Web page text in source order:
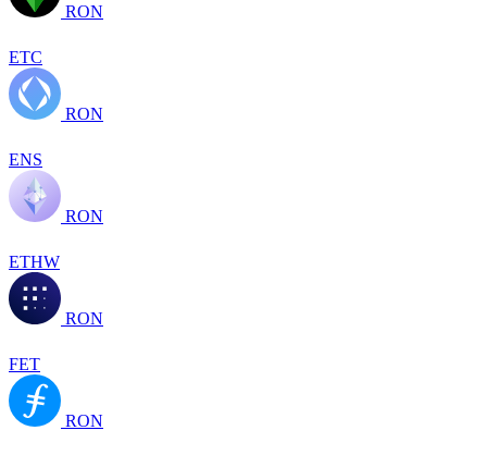
RON
ETC
RON
ENS
RON
ETHW
RON
FET
RON